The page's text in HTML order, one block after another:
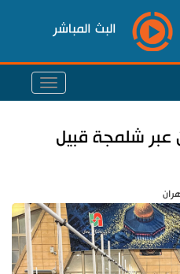
البث المباشر
عبر شلمجة قبيل